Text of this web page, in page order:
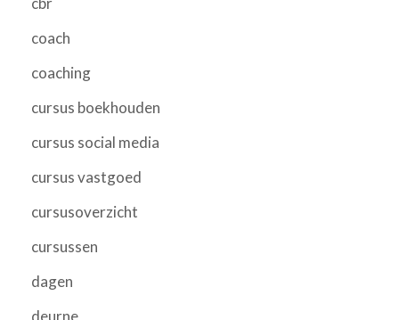
coach
coaching
cursus boekhouden
cursus social media
cursus vastgoed
cursusoverzicht
cursussen
dagen
deurne